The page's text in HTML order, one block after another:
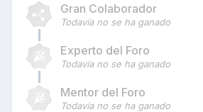
Gran Colaborador
Todavía no se ha ganado
Experto del Foro
Todavía no se ha ganado
Mentor del Foro
Todavía no se ha ganado